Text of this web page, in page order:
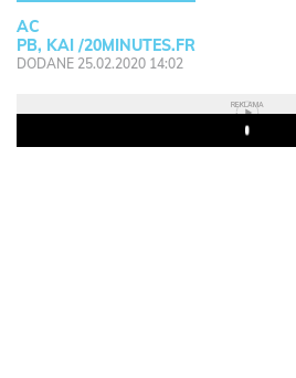
AC
PB, KAI /20MINUTES.FR
DODANE 25.02.2020 14:02
REKLAMA
Play